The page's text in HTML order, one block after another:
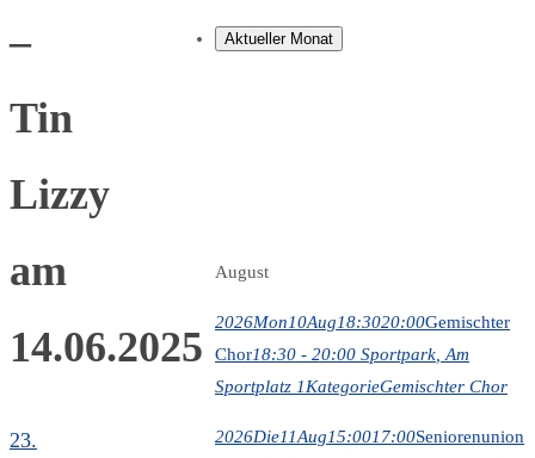
–
Tin
Lizzy
am
14.06.2025
23.
Aktueller Monat
August
2026Mon10Aug18:3020:00Gemischter
Chor18:30 - 20:00 Sportpark , Am
Sportplatz 1KategorieGemischter Chor
2026Die11Aug15:0017:00Seniorenunion